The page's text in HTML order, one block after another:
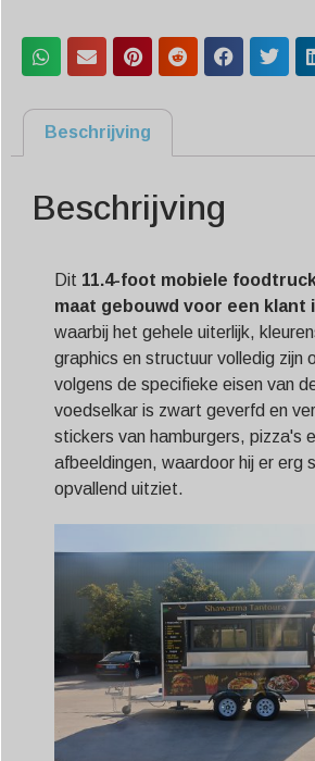
Beschrijving
Beschrijving
Dit 11.4-foot mobiele
maat gebouwd voor een klant
waarbij het gehele uiterlijk,
graphics en structuur volledig zijn
volgens de specifieke eisen van
voedselkar is zwart geverfd en
stickers van hamburgers, pizza's
afbeeldingen, waardoor hij er erg
opvallend uitziet.